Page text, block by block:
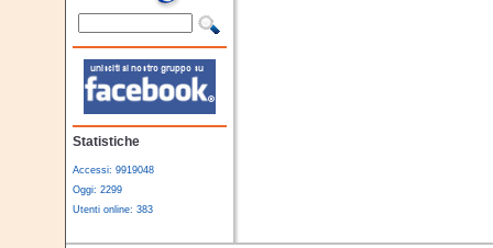
Statistiche
Accessi: 9919048
Oggi: 2299
Utenti online: 383